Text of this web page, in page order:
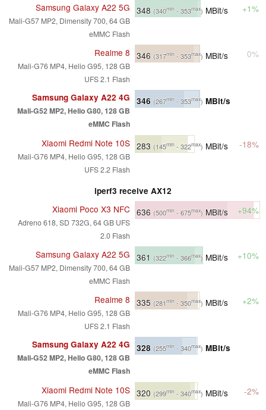
Samsung Galaxy A22 5G
Mali-G57 MP2, Dimensity 700, 64 GB
eMMC Flash
348 (340min - 353max) MBit/s +1%
Realme 8
Mali-G76 MP4, Helio G95, 128 GB
UFS 2.1 Flash
346 (317min - 353max) MBit/s 0%
Samsung Galaxy A22 4G
Mali-G52 MP2, Helio G80, 128 GB
eMMC Flash
346 (267min - 353max) MBit/s
Xiaomi Redmi Note 10S
Mali-G76 MP4, Helio G95, 128 GB
UFS 2.2 Flash
283 (145min- 322max) MBit/s -18%
iperf3 receive AX12
Xiaomi Poco X3 NFC
Adreno 618, SD 732G, 64 GB UFS
2.0 Flash
636 (500min - 675max) MBit/s +94%
Samsung Galaxy A22 5G
Mali-G57 MP2, Dimensity 700, 64 GB
eMMC Flash
361 (322min - 366max) MBit/s +10%
Realme 8
Mali-G76 MP4, Helio G95, 128 GB
UFS 2.1 Flash
335 (281min - 350max) MBit/s +2%
Samsung Galaxy A22 4G
Mali-G52 MP2, Helio G80, 128 GB
eMMC Flash
328 (255min - 340max) MBit/s
Xiaomi Redmi Note 10S
Mali-G76 MP4, Helio G95, 128 GB
320 (299min - 340max) MBit/s -2%